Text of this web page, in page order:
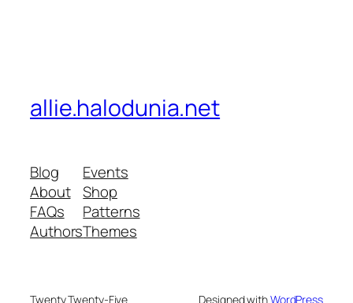
allie.halodunia.net
Blog
About
FAQs
Authors
Events
Shop
Patterns
Themes
Twenty Twenty-Five Designed withWordPress